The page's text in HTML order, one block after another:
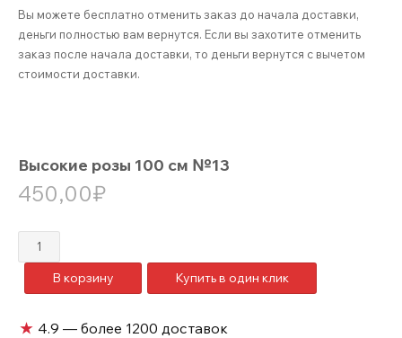
Вы можете бесплатно отменить заказ до начала доставки,
деньги полностью вам вернутся. Если вы захотите отменить
заказ после начала доставки, то деньги вернутся с вычетом
стоимости доставки.
Высокие розы 100 см №13
450,00₽
Количество
товара
Высокие
100
В корзину Купить в один клик
★ 4.9 — более 1200 доставок